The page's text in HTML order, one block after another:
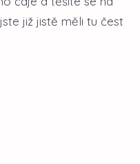
již jistě měli tu čest